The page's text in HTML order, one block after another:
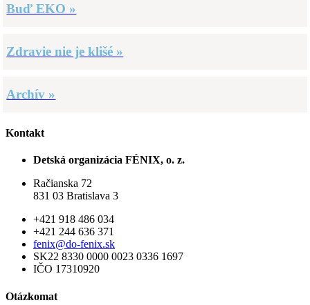
Buď EKO »
Zdravie nie je klišé »
Archív »
Kontakt
Detská organizácia FÉNIX, o. z.
Račianska 72
831 03 Bratislava 3
+421 918 486 034
+421 244 636 371
fenix@do-fenix.sk
SK22 8330 0000 0023 0336 1697
IČO 17310920
Otázkomat